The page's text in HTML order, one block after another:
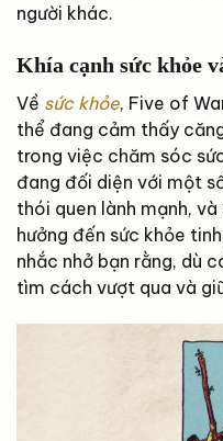
người khác.
Khía cạnh sức khỏe
Về sức khỏe, Five of
thể đang cảm thấy
trong việc chăm sóc
đang đối diện với một
thói quen lành mạnh,
hưởng đến sức khỏe
nhắc nhở bạn rằng, dù
tìm cách vượt qua và